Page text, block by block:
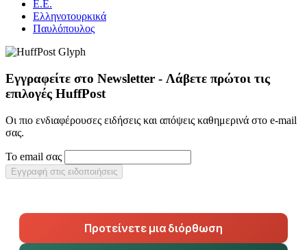
Ε.Ε.
Ελληνοτουρκικά
Παυλόπουλος
Εγγραφείτε στο Newsletter - Λάβετε πρώτοι τις
επιλογές HuffPost
Οι πιο ενδιαφέρουσες ειδήσεις και απόψεις καθημερινά στο e-mail
σας.
Το email σας
Εγγραφή στις ειδοποιήσεις
Προτείνετε μια διόρθωση